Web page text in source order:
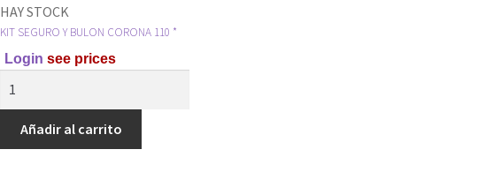
HAY STOCK
KIT SEGURO Y BULON CORONA 110 *
Login see prices
BULON
Añadir al carrito